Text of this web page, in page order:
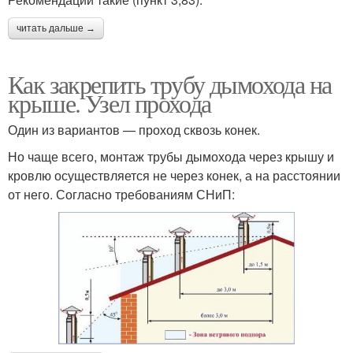
читать дальше →
Как закрепить трубу дымохода на
крыше. Узел прохода
Один из вариантов — проход сквозь конек.
Но чаще всего, монтаж трубы дымохода через крышу и
кровлю осуществляется не через конек, а на расстоянии
от него. Согласно требованиям СНиП: